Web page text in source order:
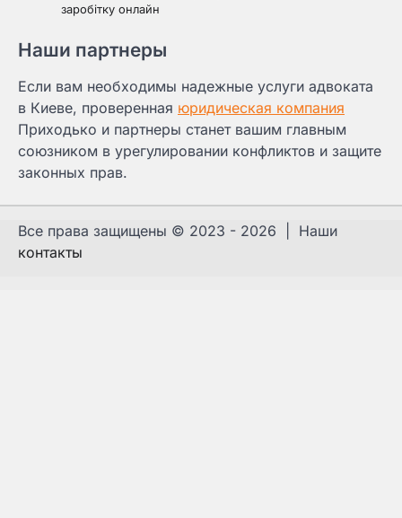
заробітку онлайн
Наши партнеры
Если вам необходимы надежные услуги адвоката
в Киеве, проверенная юридическая компания
Приходько и партнеры станет вашим главным
союзником в урегулировании конфликтов и защите
законных прав.
Все права защищены © 2023 - 2026 | Наши
контакты